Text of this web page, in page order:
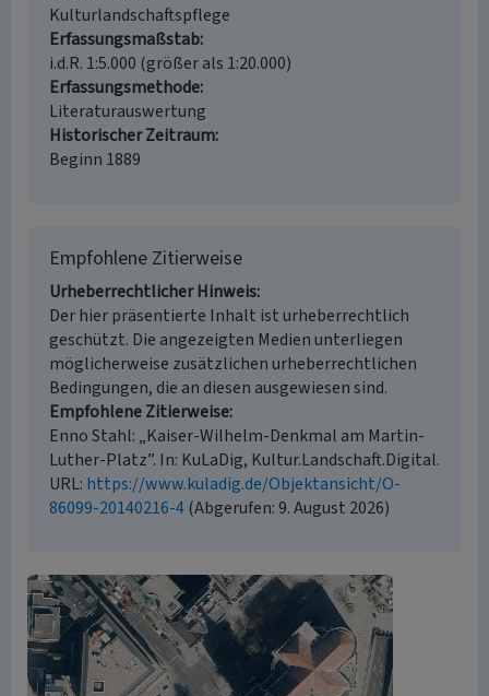
Kulturlandschaftspflege
Erfassungsmaßstab
i.d.R. 1:5.000 (größer als 1:20.000)
Erfassungsmethode
Literaturauswertung
Historischer Zeitraum
Beginn 1889
Empfohlene Zitierweise
Urheberrechtlicher Hinweis
Der hier präsentierte Inhalt ist urheberrechtlich
geschützt. Die angezeigten Medien unterliegen
möglicherweise zusätzlichen urheberrechtlichen
Bedingungen, die an diesen ausgewiesen sind.
Empfohlene Zitierweise
Enno Stahl: „Kaiser-Wilhelm-Denkmal am Martin-
Luther-Platz”. In: KuLaDig, Kultur.Landschaft.Digital.
URL: https://www.kuladig.de/Objektansicht/O-
86099-20140216-4(Abgerufen: 9. August 2026)